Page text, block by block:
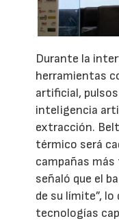
Durante la
herramientas
artificial,
inteligencia
extracción.
térmico será
campañas
señaló que el
de su límite”,
tecnologías